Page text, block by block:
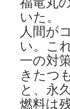
いた。
人間が
い。こ
一の対
きたつ
と、永
燃料は